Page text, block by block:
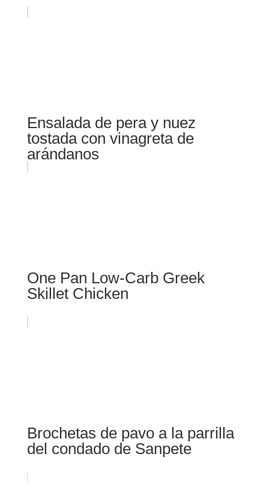
Ensalada de pera y nuez
tostada con vinagreta de
arándanos
One Pan Low-Carb Greek
Skillet Chicken
Brochetas de pavo a la parrilla
del condado de Sanpete